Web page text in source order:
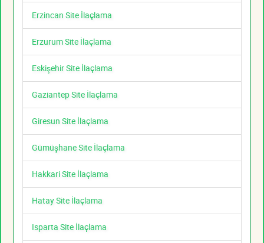
Erzincan Site İlaçlama
Erzurum Site İlaçlama
Eskişehir Site İlaçlama
Gaziantep Site İlaçlama
Giresun Site İlaçlama
Gümüşhane Site İlaçlama
Hakkari Site İlaçlama
Hatay Site İlaçlama
Isparta Site İlaçlama